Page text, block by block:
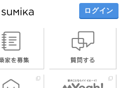
ログイン